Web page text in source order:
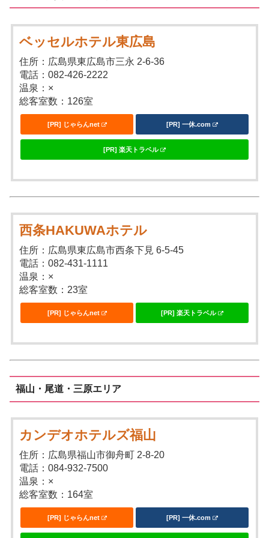
ベッセルホテル東広島
住所：広島県東広島市三永 2-6-36
電話：082-426-2222
温泉：×
総客室数：126室
[PR] じゃらんnet [PR] 一休.com
[PR] 楽天トラベル
西条HAKUWAホテル
住所：広島県東広島市西条下見 6-5-45
電話：082-431-1111
温泉：×
総客室数：23室
[PR] じゃらんnet [PR] 楽天トラベル
福山・尾道・三原エリア
カンデオホテルズ福山
住所：広島県福山市御舟町 2-8-20
電話：084-932-7500
温泉：×
総客室数：164室
[PR] じゃらんnet [PR] 一休.com